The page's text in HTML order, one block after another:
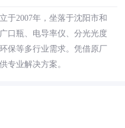
于2007年，坐落于沈阳市和
口瓶、电导率仪、分光光度
保等多行业需求。凭借原厂
专业解决方案。